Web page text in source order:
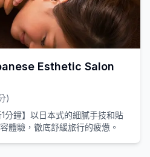
Esthetic Salon
)
分鐘】以日本式的細膩手技和貼
體驗，徹底舒緩旅行的疲憊。